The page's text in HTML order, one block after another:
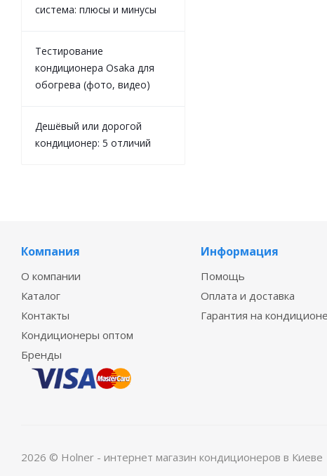
система: плюсы и минусы
Тестирование
кондиционера Osaka для
обогрева (фото, видео)
Дешёвый или дорогой
кондиционер: 5 отличий
Компания
О компании
Каталог
Контакты
Кондиционеры оптом
Бренды
Информация
Помощь
Оплата и доставка
Гарантия на
2026 © Holner - интернет магазин кондиционеров в Киеве